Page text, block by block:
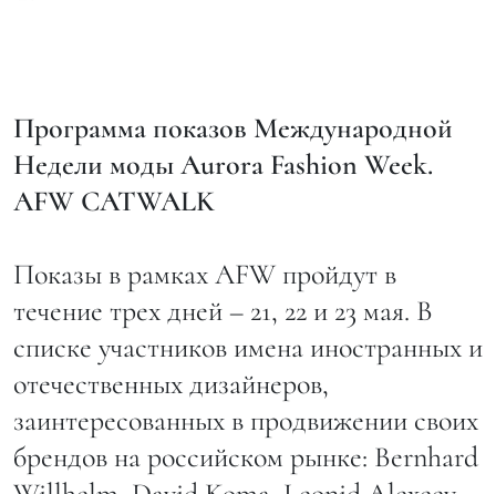
Программа показов Международной
Недели моды Aurora Fashion Week.
AFW CATWALK
Показы в рамках AFW пройдут в
течение трех дней – 21, 22 и 23 мая. В
списке участников имена иностранных и
отечественных дизайнеров,
заинтересованных в продвижении своих
брендов на российском рынке: Bernhard